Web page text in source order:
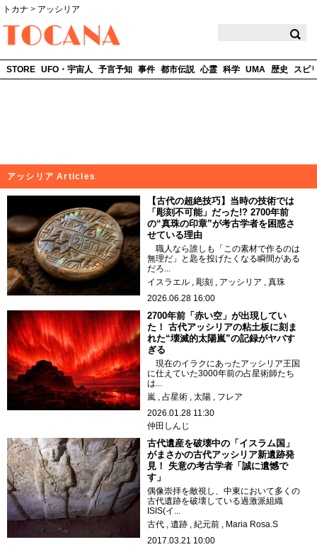
トカナ > アッシリア
STORE UFO・宇宙人 予言予知 事件 都市伝説 心霊 科学 UMA 歴史 スピ
アッシリア Articles
【古代の超絶技巧】当時の技術では
「彫刻不可能」だった!? 2700年前
の“真珠の印章”が考古学者を困惑さ
せている理由
職人なら誰しも「この素材で作るのは
無理だ」と匙を投げたくなる瞬間がある
だろ...
イスラエル
彫刻 アッシリア
真珠
2026.06.28 16:00
2700年前「赤い空」が出現してい
た！ 古代アッシリアの粘土板に刻ま
れた“壊滅的太陽嵐”の記録がヤバす
ぎる
現在のイラクにあったアッシリア王国
に仕えていた3000年前の占星術師たち
は...
嵐
占星術 太陽
フレア
2026.01.28 11:30
仲田しんじ
古代遺産を破壊中の「イスラム国」
がまさかの古代アッシリア新遺跡発
見！ 失意の考古学者「誠に遺憾で
す」
偶像崇拝を敵視し、中東において多くの
古代遺跡を破壊している過激派組織
ISIS(イ...
古代
遺跡 紀元前
Maria Rosa.S
2017.03.21 10:00